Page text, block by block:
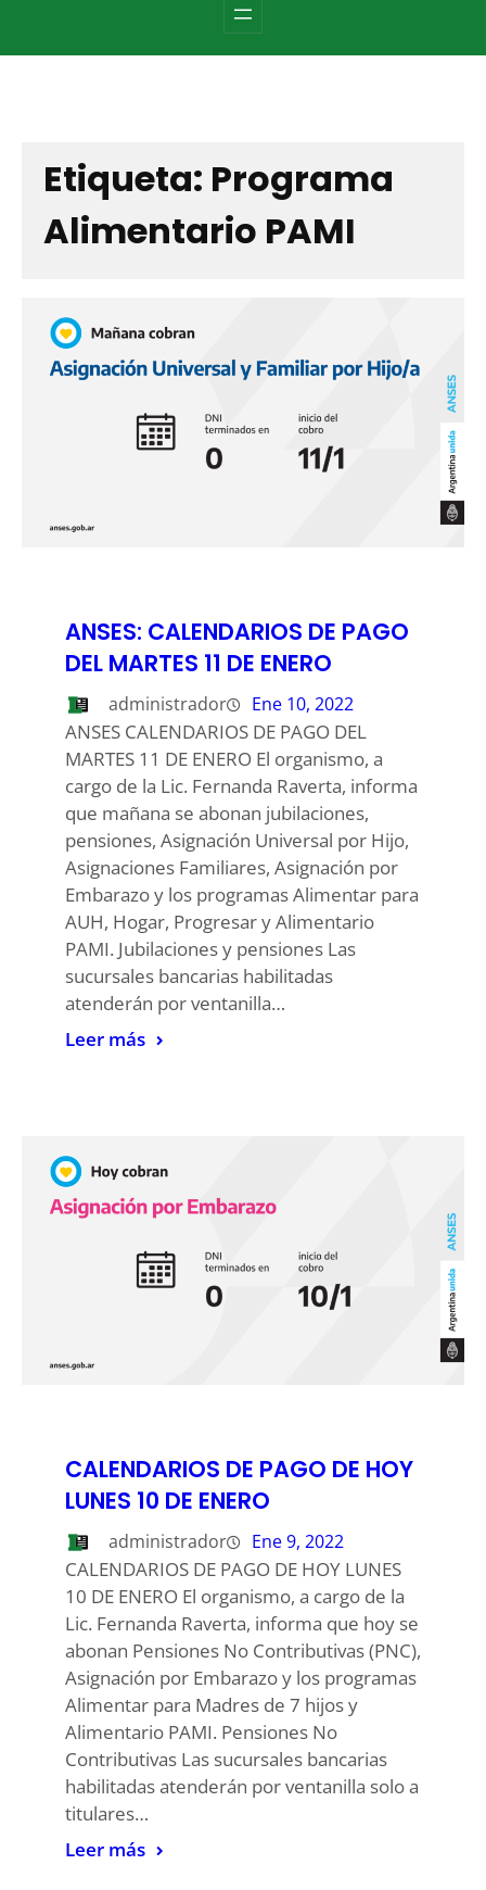
Etiqueta: Programa
Alimentario PAMI
ANSES: CALENDARIOS DE PAGO
DEL MARTES 11 DE ENERO
administrador Ene 10, 2022
ANSES CALENDARIOS DE PAGO DEL
MARTES 11 DE ENERO El organismo, a
cargo de la Lic. Fernanda Raverta, informa
que mañana se abonan jubilaciones,
pensiones, Asignación Universal por Hijo,
Asignaciones Familiares, Asignación por
Embarazo y los programas Alimentar para
AUH, Hogar, Progresar y Alimentario
PAMI. Jubilaciones y pensiones Las
sucursales bancarias habilitadas
atenderán por ventanilla…
Leer más
CALENDARIOS DE PAGO DE HOY
LUNES 10 DE ENERO
administrador Ene 9, 2022
CALENDARIOS DE PAGO DE HOY LUNES
10 DE ENERO El organismo, a cargo de la
Lic. Fernanda Raverta, informa que hoy se
abonan Pensiones No Contributivas (PNC),
Asignación por Embarazo y los programas
Alimentar para Madres de 7 hijos y
Alimentario PAMI. Pensiones No
Contributivas Las sucursales bancarias
habilitadas atenderán por ventanilla solo a
titulares…
Leer más